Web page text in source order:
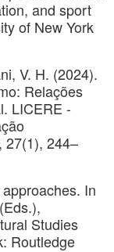
and sport
of New York
V. H. (2024).
Relações
LICERE -
27(1), 244–
In
Studies
Routledge